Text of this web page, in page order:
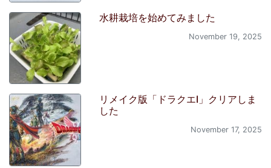
水耕栽培を始めてみました
November 19, 2025
リメイク版「ドラクエI」クリアしま
した
November 17, 2025